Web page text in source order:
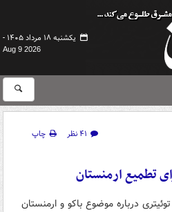
یکشنبه ۱۸ مرداد ۱۴۰۵ -
Aug 9 2026
۴۱ نظر
چاپ
تطمیع ارمنستان
درباره موضوع باکو و ارمنستان